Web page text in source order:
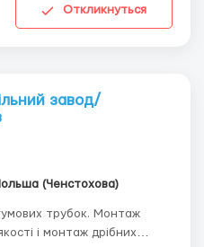
років....
Откликнуться
завод/
(Ченстохова)
трубок. Монтаж
і монтаж дрібних